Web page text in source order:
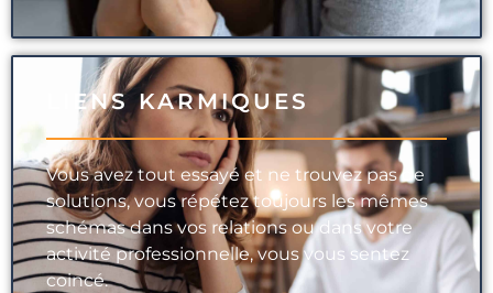
LIENS KARMIQUES
Vous avez tout essayé et ne trouvez pas de
solutions, vous répétez toujours les mêmes
schémas dans vos relations ou dans votre
activité professionnelle, vous vous sentez
coincé.